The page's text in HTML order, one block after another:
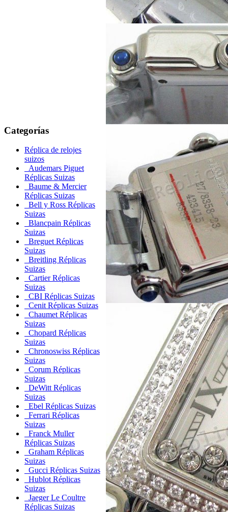
Categorías
Réplica de relojes
suizos
Audemars Piguet
Réplicas Suizas
Baume & Mercier
Réplicas Suizas
Bell y Ross Réplicas
Suizas
Blancpain Réplicas
Suizas
Breguet Réplicas
Suizas
Breitling Réplicas
Suizas
Cartier Réplicas
Suizas
CBI Réplicas Suizas
Cenit Réplicas Suizas
Chaumet Réplicas
Suizas
Chopard Réplicas
Suizas
Chronoswiss Réplicas
Suizas
Corum Réplicas
Suizas
DeWitt Réplicas
Suizas
Ebel Réplicas Suizas
Ferrari Réplicas
Suizas
Franck Muller
Réplicas Suizas
Graham Réplicas
Suizas
Gucci Réplicas Suizas
Hublot Réplicas
Suizas
Jaeger Le Coultre
Réplicas Suizas